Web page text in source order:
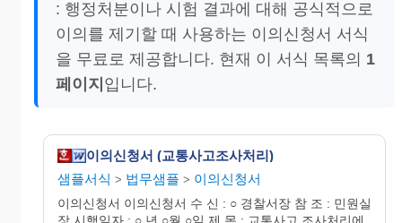
: 행정처분이나 시험 결과에 대해 공식적으로
이의를 제기할 때 사용하는 이의신청서 서식
을 무료로 제공합니다. 현재 이 서식 목록의 1
페이지 입니다.
이의신청서 (교통사고조사처리)
샘플서식 > 법무샘플 > 이의신청서
이의신청서 이의신청서 수 신 : ○ 경찰서장 참 조 : 민원실